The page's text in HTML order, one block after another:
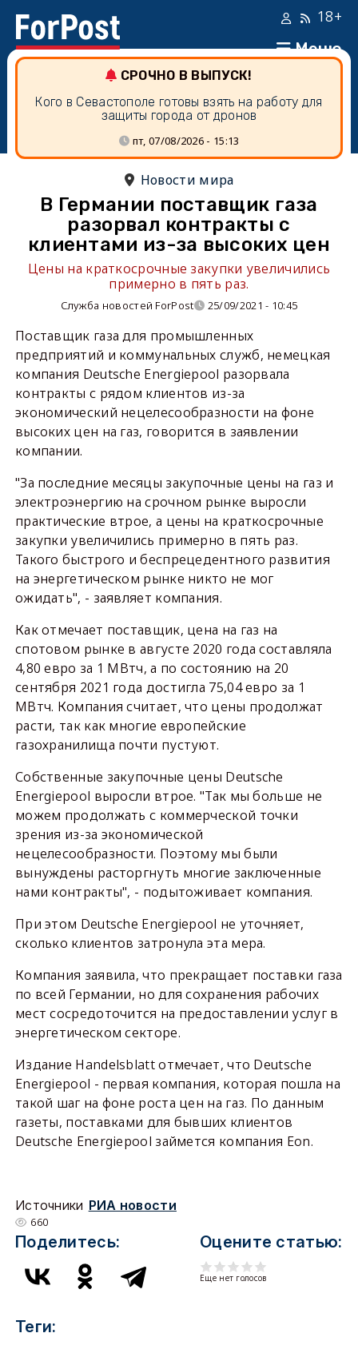
Меню
18+
СРОЧНО В ВЫПУСК!
Кого в Севастополе готовы взять на работу для
защиты города от дронов
пт, 07/08/2026 - 15:13
Новости мира
В Германии поставщик газа
разорвал контракты с
клиентами из-за высоких цен
Цены на краткосрочные закупки увеличились
примерно в пять раз.
Служба новостей ForPost 25/09/2021 - 10:45
Поставщик газа для промышленных
предприятий и коммунальных служб, немецкая
компания Deutsche Energiepool разорвала
контракты с рядом клиентов из-за
экономический нецелесообразности на фоне
высоких цен на газ, говорится в заявлении
компании.
"За последние месяцы закупочные цены на газ и
электроэнергию на срочном рынке выросли
практические втрое, а цены на краткосрочные
закупки увеличились примерно в пять раз.
Такого быстрого и беспрецедентного развития
на энергетическом рынке никто не мог
ожидать", - заявляет компания.
Как отмечает поставщик, цена на газ на
спотовом рынке в августе 2020 года составляла
4,80 евро за 1 МВтч, а по состоянию на 20
сентября 2021 года достигла 75,04 евро за 1
МВтч. Компания считает, что цены продолжат
расти, так как многие европейские
газохранилища почти пустуют.
Собственные закупочные цены Deutsche
Energiepool выросли втрое. "Так мы больше не
можем продолжать с коммерческой точки
зрения из-за экономической
нецелесообразности. Поэтому мы были
вынуждены расторгнуть многие заключенные
нами контракты", - подытоживает компания.
При этом Deutsche Energiepool не уточняет,
сколько клиентов затронула эта мера.
Компания заявила, что прекращает поставки газа
по всей Германии, но для сохранения рабочих
мест сосредоточится на предоставлении услуг в
энергетическом секторе.
Издание Handelsblatt отмечает, что Deutsche
Energiepool - первая компания, которая пошла на
такой шаг на фоне роста цен на газ. По данным
газеты, поставками для бывших клиентов
Deutsche Energiepool займется компания Eon.
Источники РИА новости
660
Поделитесь: Оцените статью:
Еще нет голосов
Теги: